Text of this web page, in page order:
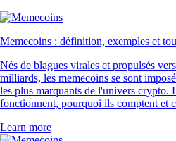
Memecoins : définition, exemples et
Nés de blagues virales et propulsés
milliards, les memecoins se sont
les plus marquants de l'univers crypto.
fonctionnent, pourquoi ils comptent et
Learn more